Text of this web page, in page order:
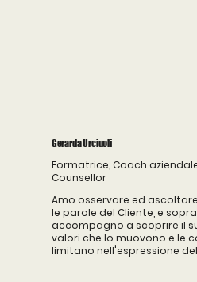
Gerarda Urciuoli
Formatrice, Coach
Counsellor
Amo osservare ed
le parole del Cliente, e
accompagno a scoprire il
valori che lo muovono e le
limitano nell'espressione